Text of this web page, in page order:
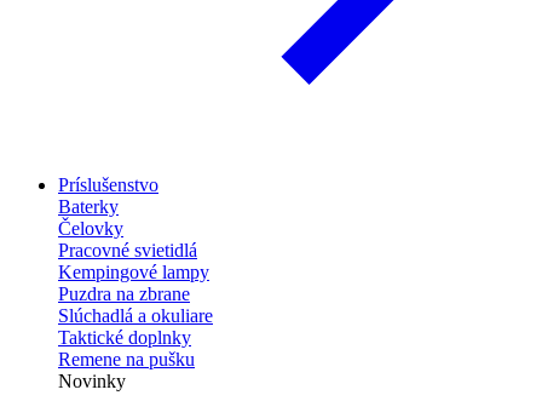
Príslušenstvo
Baterky
Čelovky
Pracovné svietidlá
Kempingové lampy
Puzdra na zbrane
Slúchadlá a okuliare
Taktické doplnky
Remene na pušku
Novinky